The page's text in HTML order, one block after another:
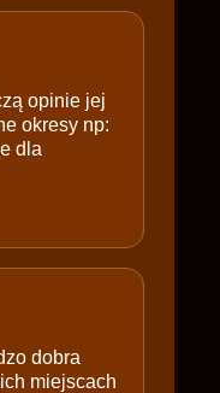
opinie jej
okresy np:
dla
dobra
miejscach